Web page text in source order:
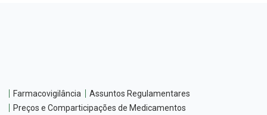
Farmacovigilância
Assuntos Regulamentares
Preços e Comparticipações de Medicamentos